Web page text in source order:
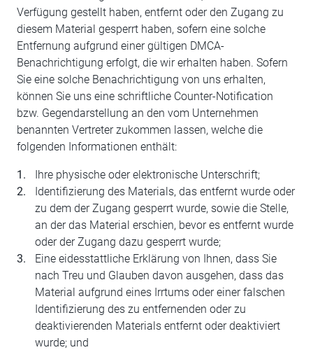
Verfügung gestellt haben, entfernt oder den Zugang zu
diesem Material gesperrt haben, sofern eine solche
Entfernung aufgrund einer gültigen DMCA-
Benachrichtigung erfolgt, die wir erhalten haben. Sofern
Sie eine solche Benachrichtigung von uns erhalten,
können Sie uns eine schriftliche Counter-Notification
bzw. Gegendarstellung an den vom Unternehmen
benannten Vertreter zukommen lassen, welche die
folgenden Informationen enthält:
Ihre physische oder elektronische Unterschrift;
Identifizierung des Materials, das entfernt wurde oder
zu dem der Zugang gesperrt wurde, sowie die Stelle,
an der das Material erschien, bevor es entfernt wurde
oder der Zugang dazu gesperrt wurde;
Eine eidesstattliche Erklärung von Ihnen, dass Sie
nach Treu und Glauben davon ausgehen, dass das
Material aufgrund eines Irrtums oder einer falschen
Identifizierung des zu entfernenden oder zu
deaktivierenden Materials entfernt oder deaktiviert
wurde; und